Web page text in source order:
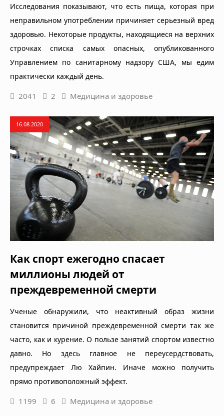
Исследования показывают, что есть пища, которая при
неправильном употреблении причиняет серьезный вред
здоровью. Некоторые продукты, находящиеся на верхних
строчках списка самых опасных, опубликованного
Управлением по санитарному надзору США, мы едим
практически каждый день.
2041 2 Медицина и здоровье
16.08.2020
Как спорт ежегодно спасает
миллионы людей от
преждевременной смерти
Ученые обнаружили, что неактивный образ жизни
становится причиной преждевременной смерти так же
часто, как и курение. О пользе занятий спортом известно
давно. Но здесь главное не переусердствовать,
предупреждает Лю Хайпин. Иначе можно получить
прямо противоположный эффект.
1199 6 Медицина и здоровье